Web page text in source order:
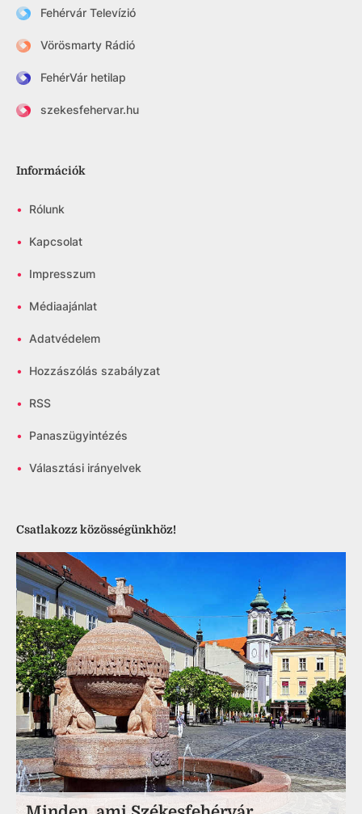
Fehérvár Televízió
Vörösmarty Rádió
FehérVár hetilap
szekesfehervar.hu
Információk
• Rólunk
• Kapcsolat
• Impresszum
• Médiaajánlat
• Adatvédelem
• Hozzászólás szabályzat
• RSS
• Panaszügyintézés
• Választási irányelvek
Csatlakozz közösségünkhöz!